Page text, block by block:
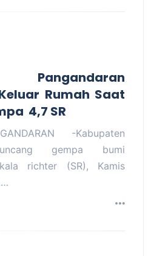
Rumah Saat
4,7 SR
-Kabupaten
gempa bumi
richter (SR), Kamis